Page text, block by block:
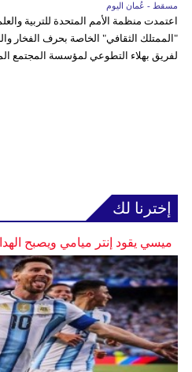
مسقط - عُمان اليوم
اعتمدت منظمة الأمم المتحدة للتربية
"الممتلك الثقافي" الخاصة بحرف الفخار
لفريق بهلاء التطوعي لمؤسسة المجتمع
إخترنا لك
ميسي يقود إنتر ميامي ويصبح